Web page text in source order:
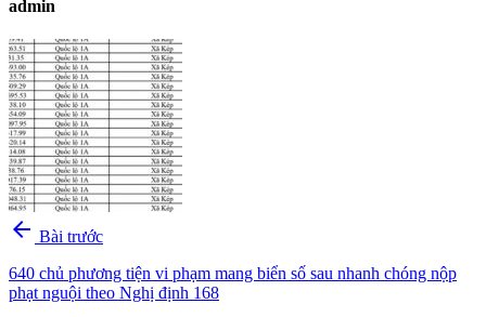
admin
arrow_back Bài trước
640 chủ phương tiện vi phạm mang biển số sau nhanh chóng nộp
phạt nguội theo Nghị định 168